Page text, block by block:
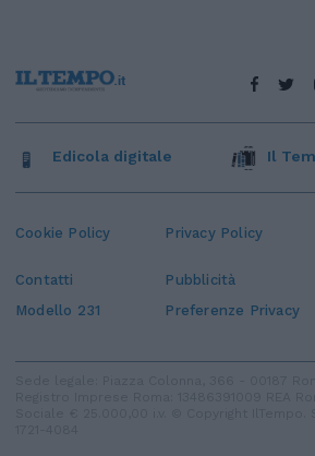
Cookie Policy Privacy Policy
Contatti Pubblicità
Modello 231
Preferenze Privacy
Edicola digitale Il